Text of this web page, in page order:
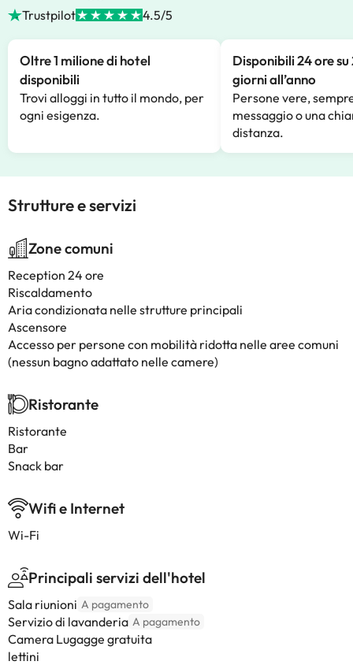
Trustpilot 4.5/5
Oltre 1 milione di hotel
disponibili
Trovi alloggi in tutto il mondo, per
ogni esigenza.
Disponibili 24 ore su
giorni all’anno
Persone vere,
messaggio o una
distanza.
Strutture e servizi
Zone comuni
Reception 24 ore
Riscaldamento
Aria condizionata nelle strutture principali
Ascensore
Accesso per persone con mobilità ridotta nelle aree comuni
(nessun bagno adattato nelle camere)
Ristorante
Ristorante
Bar
Snack bar
Wifi e Internet
Wi-Fi
Principali servizi dell'hotel
Sala riunioni A pagamento
Servizio di lavanderia A pagamento
Camera Lugagge gratuita
lettini